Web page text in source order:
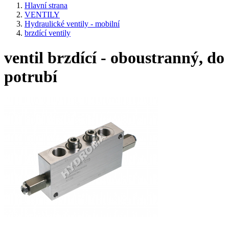
Hlavní strana
VENTILY
Hydraulické ventily - mobilní
brzdící ventily
ventil brzdící - oboustranný, do
potrubí